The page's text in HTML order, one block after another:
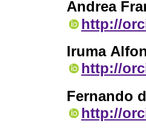
Andrea
http://
Iruma
http://
Fernando
http://